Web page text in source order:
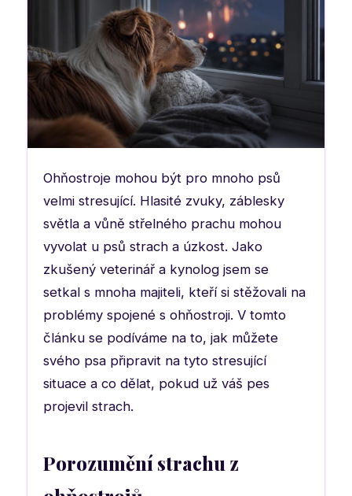
Ohňostroje mohou být pro mnoho psů
velmi stresující. Hlasité zvuky, záblesky
světla a vůně střelného prachu mohou
vyvolat u psů strach a úzkost. Jako
zkušený veterinář a kynolog jsem se
setkal s mnoha majiteli, kteří si stěžovali na
problémy spojené s ohňostroji. V tomto
článku se podíváme na to, jak můžete
svého psa připravit na tyto stresující
situace a co dělat, pokud už váš pes
projevil strach.
Porozumění strachu z